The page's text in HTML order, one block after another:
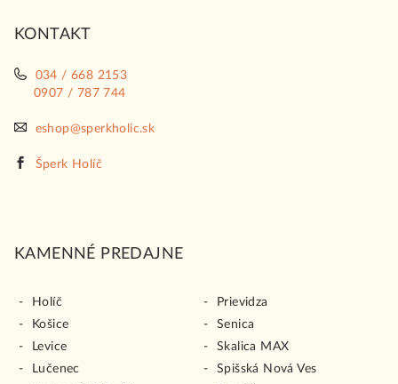
KONTAKT
034 / 668 2153
0907 / 787 744
eshop@sperkholic.sk
Šperk Holíč
KAMENNÉ PREDAJNE
Holíč
Košice
Levice
Lučenec
Prievidza
Senica
Skalica MAX
Spišská Nová Ves